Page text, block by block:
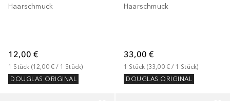
Haarschmuck
12,00 €
1 Stück (12,00 € / 1 Stück)
DOUGLAS ORIGINAL
Haarschmuck
33,00 €
1 Stück (33,00 € / 1 Stück)
DOUGLAS ORIGINAL
+2